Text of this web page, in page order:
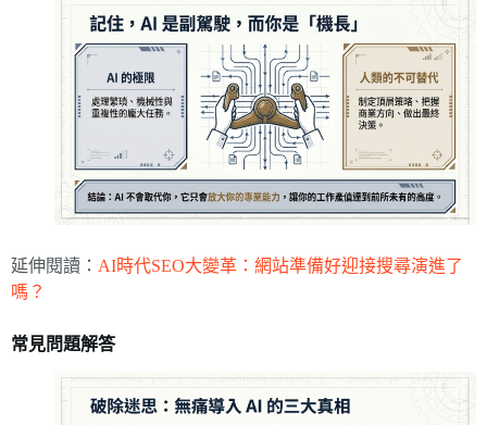
延伸閱讀： AI時代SEO大變革：網站準備好迎接搜尋演進了
嗎？
常見問題解答